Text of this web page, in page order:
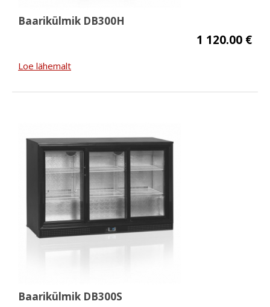
Baarikülmik DB300H
1 120.00 €
Loe lähemalt
Baarikülmik DB300S